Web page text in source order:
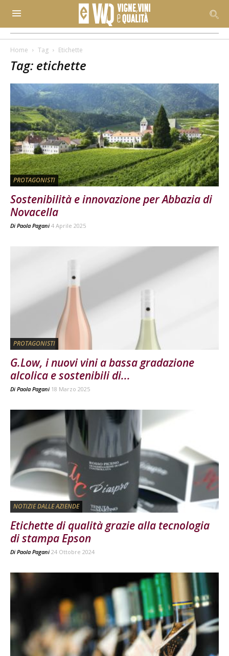
Home Tag Etichette
Tag: etichette
PROTAGONISTI
Sostenibilità e innovazione per Abbazia di
Novacella
Di Paola Pagani 4 Aprile 2025
PROTAGONISTI
G.Low, i nuovi vini a bassa gradazione
alcolica e sostenibili di...
Di Paola Pagani 18 Marzo 2025
NOTIZIE DALLE AZIENDE
Etichette di qualità grazie alla tecnologia
di stampa Epson
Di Paola Pagani 24 Ottobre 2024